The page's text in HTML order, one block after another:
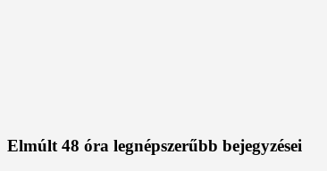
Elmúlt 48 óra legnépszerűbb bejegyzései